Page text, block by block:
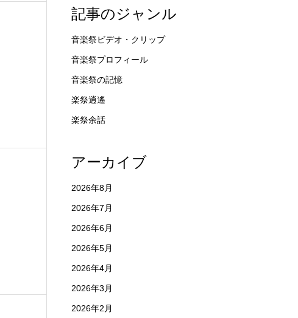
記事のジャンル
音楽祭ビデオ・クリップ
音楽祭プロフィール
音楽祭の記憶
楽祭逍遙
楽祭余話
アーカイブ
2026年8月
2026年7月
2026年6月
2026年5月
2026年4月
2026年3月
2026年2月